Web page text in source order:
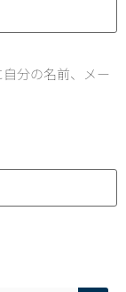
分の名前、メー